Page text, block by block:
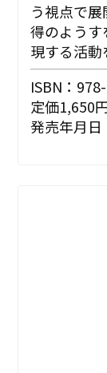
う視点で
得のよう
現する活動
ISBN：
定価1,650
発売年月日